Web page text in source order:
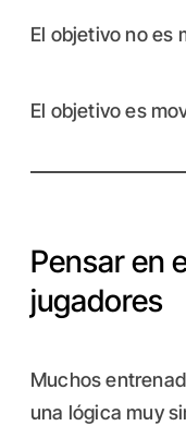
El objetivo no es
El objetivo es
Pensar en
jugadores
Muchos
una lógica muy